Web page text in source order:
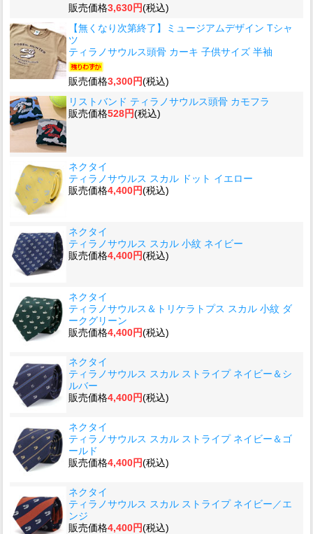
販売価格3,630円(税込)
【無くなり次第終了】ミュージアムデザイン Tシャ
ツ
ティラノサウルス頭骨 カーキ 子供サイズ 半袖
販売価格3,300円(税込)
リストバンド ティラノサウルス頭骨 カモフラ
販売価格528円(税込)
ネクタイ
ティラノサウルス スカル ドット イエロー
販売価格4,400円(税込)
ネクタイ
ティラノサウルス スカル 小紋 ネイビー
販売価格4,400円(税込)
ネクタイ
ティラノサウルス＆トリケラトプス スカル 小紋 ダ
ークグリーン
販売価格4,400円(税込)
ネクタイ
ティラノサウルス スカル ストライプ ネイビー＆シ
ルバー
販売価格4,400円(税込)
ネクタイ
ティラノサウルス スカル ストライプ ネイビー＆ゴ
ールド
販売価格4,400円(税込)
ネクタイ
ティラノサウルス スカル ストライプ ネイビー／エ
ンジ
販売価格4,400円(税込)